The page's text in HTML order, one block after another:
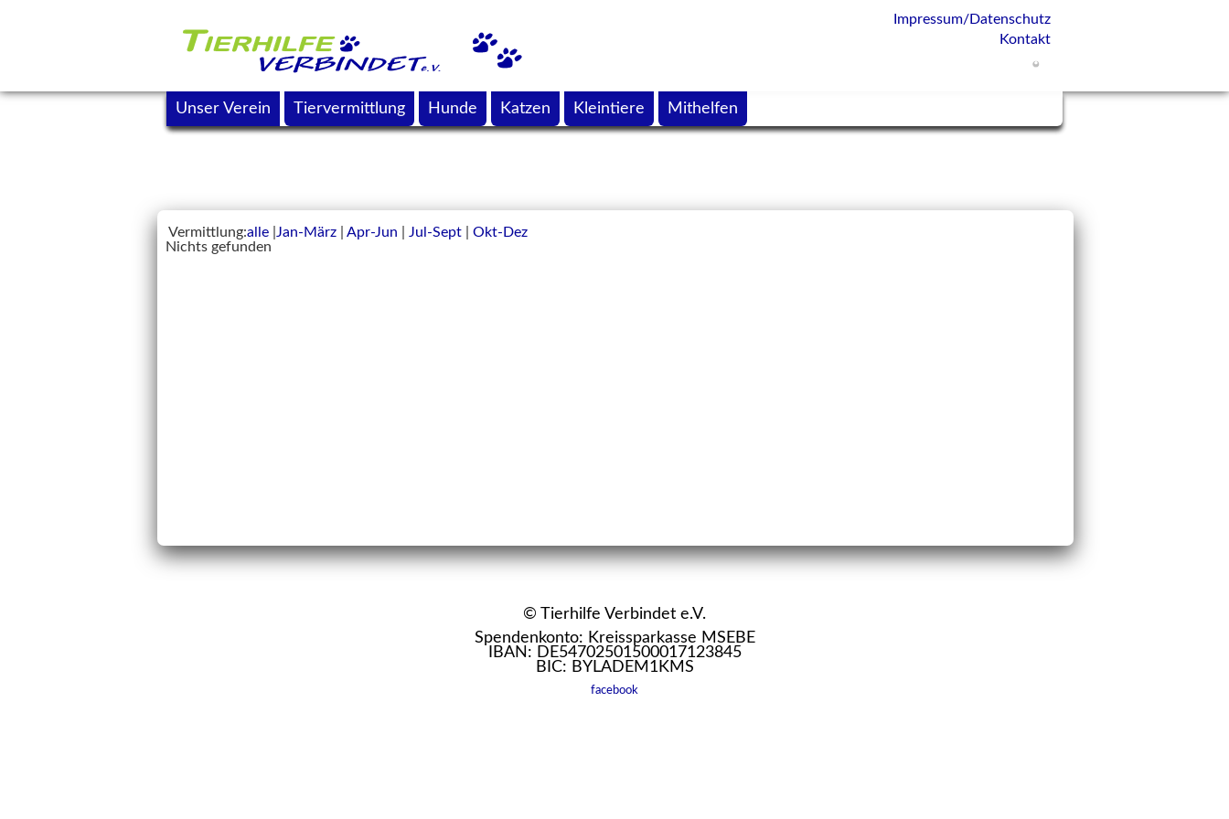
Vermittlung:alle Jan-März Apr-Jun Jul-Sept
Okt-Dez
Nichts gefunden
© Tierhilfe Verbindet e.V.
Spendenkonto: Kreissparkasse MSEBE
IBAN: DE54702501500017123845
BIC: BYLADEM1KMS
facebook
Impressum/Datenschutz
Kontakt
Unser Verein Tiervermittlung Hunde Katzen Kleintiere Mithelfen